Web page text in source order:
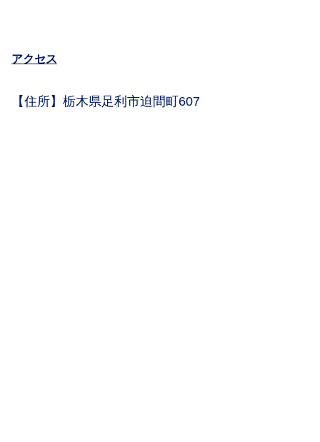
アクセス
【住所】栃木県足利市迫間町607